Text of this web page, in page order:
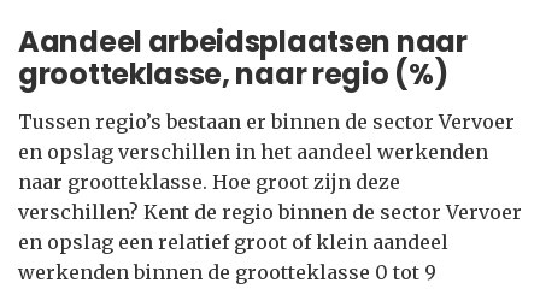
Aandeel arbeidsplaatsen naar
grootteklasse, naar regio (%)
Tussen regio’s bestaan er binnen de sector Vervoer
en opslag verschillen in het aandeel werkenden
naar grootteklasse. Hoe groot zijn deze
verschillen? Kent de regio binnen de sector Vervoer
en opslag een relatief groot of klein aandeel
werkenden binnen de grootteklasse 0 tot 9